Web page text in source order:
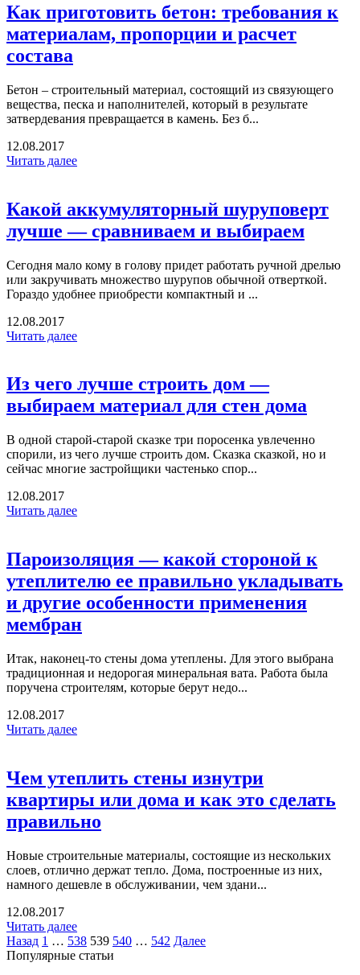
Как приготовить бетон: требования к
материалам, пропорции и расчет
состава
Бетон – строительный материал, состоящий из связующего
вещества, песка и наполнителей, который в результате
затвердевания превращается в камень. Без б...
12.08.2017
Читать далее
Какой аккумуляторный шуруповерт
лучше — сравниваем и выбираем
Сегодня мало кому в голову придет работать ручной дрелью
или закручивать множество шурупов обычной отверткой.
Гораздо удобнее приобрести компактный и ...
12.08.2017
Читать далее
Из чего лучше строить дом —
выбираем материал для стен дома
В одной старой-старой сказке три поросенка увлеченно
спорили, из чего лучше строить дом. Сказка сказкой, но и
сейчас многие застройщики частенько спор...
12.08.2017
Читать далее
Пароизоляция — какой стороной к
утеплителю ее правильно укладывать
и другие особенности применения
мембран
Итак, наконец-то стены дома утеплены. Для этого выбрана
традиционная и недорогая минеральная вата. Работа была
поручена строителям, которые берут недо...
12.08.2017
Читать далее
Чем утеплить стены изнутри
квартиры или дома и как это сделать
правильно
Новые строительные материалы, состоящие из нескольких
слоев, отлично держат тепло. Дома, построенные из них,
намного дешевле в обслуживании, чем здани...
12.08.2017
Читать далее
Назад 1 … 538 539 540 … 542 Далее
Популярные статьи